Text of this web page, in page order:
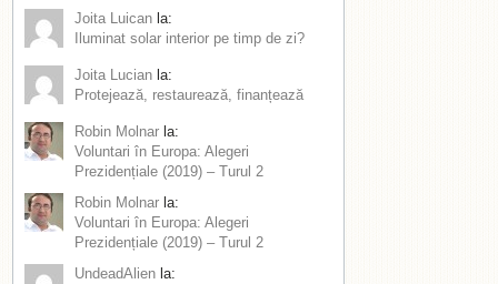
Joita Luican la:
Iluminat solar interior pe timp de zi?
Joita Lucian la:
Protejează, restaurează, finanțează
Robin Molnar la:
Voluntari în Europa: Alegeri
Prezidențiale (2019) – Turul 2
Robin Molnar la:
Voluntari în Europa: Alegeri
Prezidențiale (2019) – Turul 2
UndeadAlien la: